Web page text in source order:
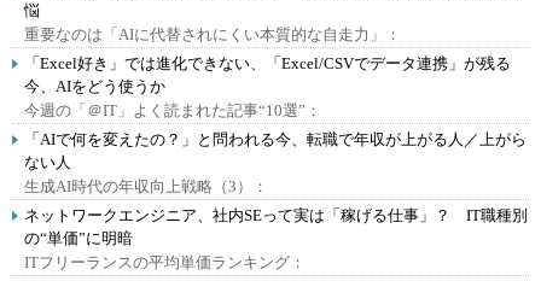
悩
重要なのは「AIに代替されにくい本質的な自走力」：
「Excel好き」では進化できない、「Excel/CSVでデータ連携」が残る
今、AIをどう使うか
今週の「＠IT」よく読まれた記事“10選”：
「AIで何を変えたの？」と問われる今、転職で年収が上がる人／上がら
ない人
生成AI時代の年収向上戦略（3）：
ネットワークエンジニア、社内SEって実は「稼げる仕事」？ IT職種別
の“単価”に明暗
ITフリーランスの平均単価ランキング：